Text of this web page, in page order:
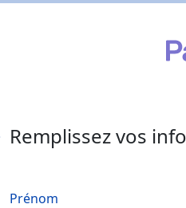
Remplissez vos
Prénom